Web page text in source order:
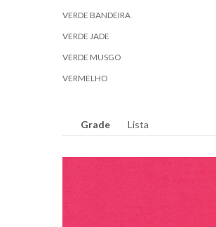
VERDE BANDEIRA
VERDE JADE
VERDE MUSGO
VERMELHO
Grade Lista